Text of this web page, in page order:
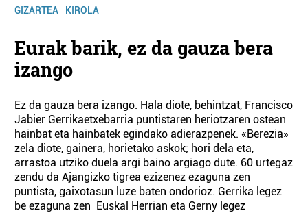
GIZARTEA KIROLA
Eurak barik, ez da gauza bera
izango
Ez da gauza bera izango. Hala diote, behintzat, Francisco
Jabier Gerrikaetxebarria puntistaren heriotzaren ostean
hainbat eta hainbatek egindako adierazpenek. «Berezia»
zela diote, gainera, horietako askok; hori dela eta,
arrastoa utziko duela argi baino argiago dute. 60 urtegaz
zendu da Ajangizko tigrea ezizenez ezaguna zen
puntista, gaixotasun luze baten ondorioz. Gerrika legez
be ezaguna zen Euskal Herrian eta Gerny legez